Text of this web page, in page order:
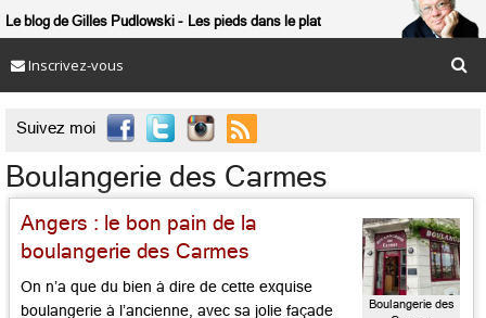
Le blog de Gilles Pudlowski Les pieds dans le plat
Inscrivez-vous
Suivez moi 
Boulangerie des Carmes
Angers : le bon pain de la
boulangerie des Carmes
On n’a que du bien à dire de cette exquise
boulangerie à l’ancienne, avec sa jolie façade
Boulangerie des